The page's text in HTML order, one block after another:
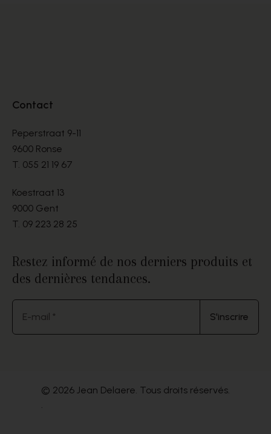
Contact
Peperstraat 9-11
9600 Ronse
T. 055 21 19 67
Koestraat 13
9000 Gent
T. 09 223 28 25
Restez informé de nos derniers produits et
des dernières tendances.
E-mail * S'inscrire
© 2026 Jean Delaere. Tous droits réservés.
.